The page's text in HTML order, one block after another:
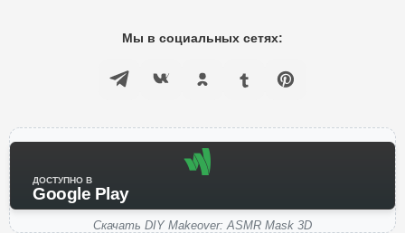
Мы в социальных сетях:
ДОСТУПНО В
Google Play
Скачать DIY Makeover: ASMR Mask 3D